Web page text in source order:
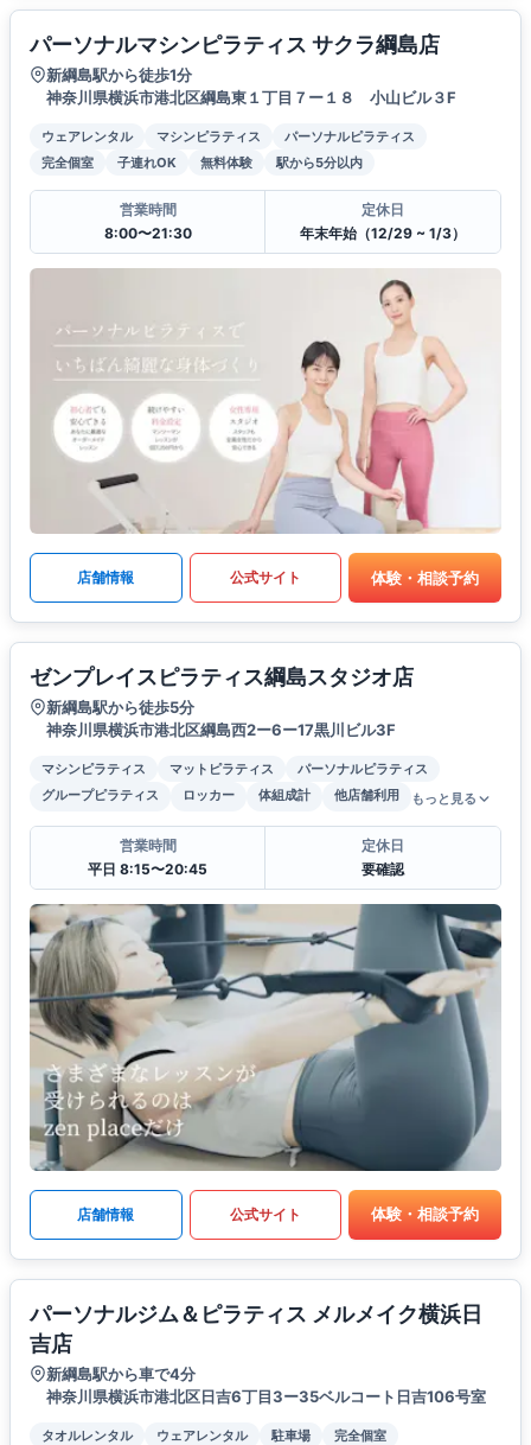
パーソナルマシンピラティス サクラ綱島店
新綱島駅から徒歩1分
神奈川県横浜市港北区綱島東１丁目７ー１８ 小山ビル３F
ウェアレンタル マシンピラティス
パーソナルピラティス
完全個室
子連れOK 無料体験 駅から5分以内
営業時間
8:00〜21:30
定休日
年末年始（12/29 ~ 1/3）
店舗情報 公式サイト 体験・相談予約
ゼンプレイスピラティス綱島スタジオ店
新綱島駅から徒歩5分
神奈川県横浜市港北区綱島西2ー6ー17黒川ビル3F
マシンピラティス マットピラティス
パーソナルピラティス
グループピラティス
ロッカー 体組成計 他店舗利用 もっと見る
営業時間
平日 8:15〜20:45
定休日
要確認
店舗情報 公式サイト 体験・相談予約
パーソナルジム＆ピラティス メルメイク横浜日
吉店
新綱島駅から車で4分
神奈川県横浜市港北区日吉6丁目3ー35ベルコート日吉106号室
タオルレンタル ウェアレンタル 駐車場
完全個室